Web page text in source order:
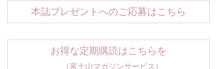
本誌プレゼントへのご応募はこちら
お得な定期購読はこちらを
（富士山マガジンサービス）